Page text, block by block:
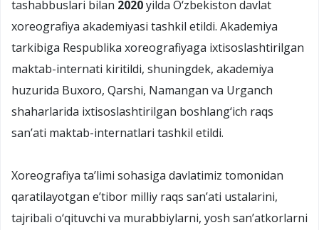
tashabbuslari bilan 2020yilda О‘zbekiston davlat
xoreografiya akademiyasi tashkil etildi. Akademiya
tarkibiga Respublika xoreografiyaga ixtisoslashtirilgan
maktab-internati kiritildi, shuningdek, akademiya
huzurida Buxoro, Qarshi, Namangan va Urganch
shaharlarida ixtisoslashtirilgan boshlang‘ich raqs
san’ati maktab-internatlari tashkil etildi.
Xoreografiya ta’limi sohasiga davlatimiz tomonidan
qaratilayotgan e’tibor milliy raqs san’ati ustalarini,
tajribali о‘qituvchi va murabbiylarni, yosh san’atkorlarni